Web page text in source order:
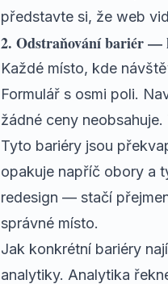
představte si, že web
2. Odstraňování bariér —
Každé místo, kde
Formulář s osmi poli.
žádné ceny
Tyto bariéry jsou
opakuje napříč obory a
redesign — stačí
správné místo.
Jak konkrétní bariéry
analytiky. Analytika